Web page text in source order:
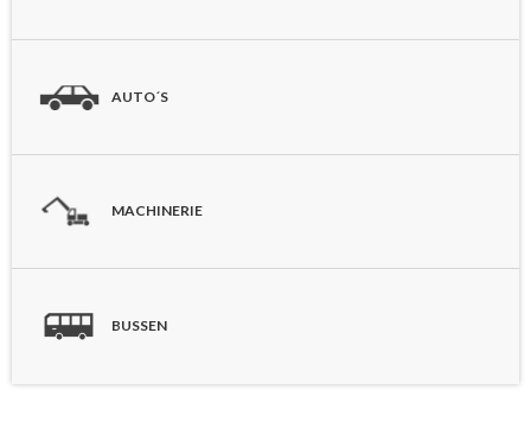
AUTO´S
MACHINERIE
BUSSEN